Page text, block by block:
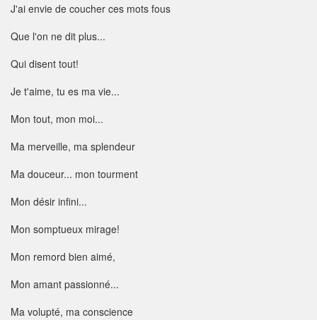
J'ai envie de coucher ces mots fous
Que l'on ne dit plus...
Qui disent tout!
Je t'aime, tu es ma vie...
Mon tout, mon moi...
Ma merveille, ma splendeur
Ma douceur... mon tourment
Mon désir infini...
Mon somptueux mirage!
Mon remord bien aimé,
Mon amant passionné...
Ma volupté, ma conscience